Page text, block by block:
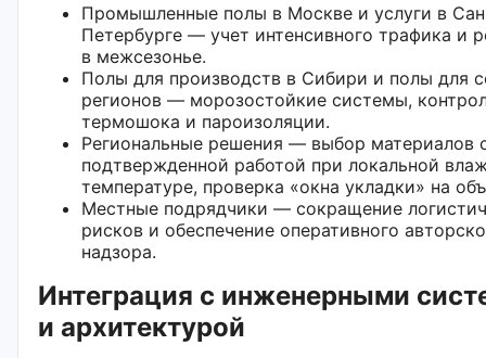
Промышленные полы в Москве и услуги в
Петербурге — учет интенсивного трафика и
в межсезонье.
Полы для производств в Сибири и полы для
регионов — морозостойкие системы,
термошока и пароизоляции.
Региональные решения — выбор материалов
подтвержденной работой при локальной
температуре, проверка «окна укладки» на
Местные подрядчики — сокращение
рисков и обеспечение оперативного
надзора.
Интеграция с инженерными
и архитектурой